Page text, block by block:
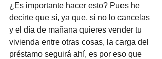
¿Es importante hacer esto? Pues he
decirte que sí, ya que, si no lo cancelas
y el día de mañana quieres vender tu
vivienda entre otras cosas, la carga del
préstamo seguirá ahí, es por eso que